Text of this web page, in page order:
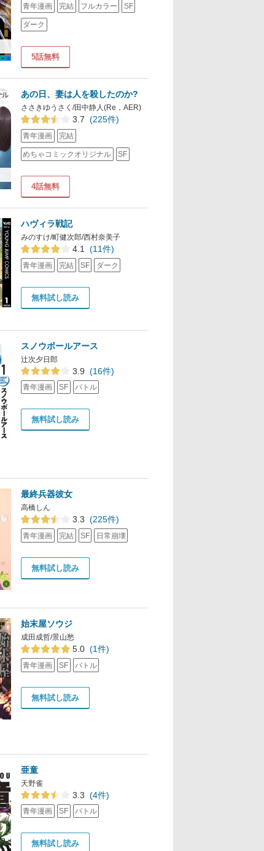
青年漫画 完結 フルカラー SF
ダーク
5話無料
あの日、妻は人を殺したのか?
ささきゆうさく/田中静人(Re，AER)
3.7 (225件)
青年漫画 完結
めちゃコミックオリジナル SF
4話無料
ハヴィラ戦記
みのすけ/町健次郎/西村奈美子
4.1 (11件)
青年漫画 完結 SF ダーク
無料試し読み
スノウボールアース
辻次夕日郎
3.9 (16件)
青年漫画 SF バトル
無料試し読み
最終兵器彼女
高橋しん
3.3 (225件)
青年漫画 完結 SF 日常崩壊
無料試し読み
始末屋ソウジ
成田成哲/景山愁
5.0 (1件)
青年漫画 SF バトル
無料試し読み
亜童
天野雀
3.3 (4件)
青年漫画 SF バトル
無料試し読み